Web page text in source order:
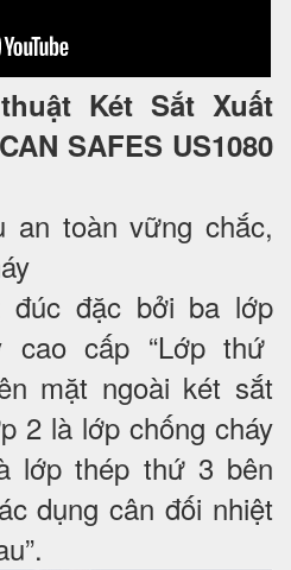
Két Sắt Xuất
SAFES US1080
toàn vững chắc,
đặc bởi ba lớp
cao cấp “Lớp thứ
mặt ngoài két sắt
2 là lớp chống cháy
lớp thép thứ 3 bên
dụng cân đối nhiệt